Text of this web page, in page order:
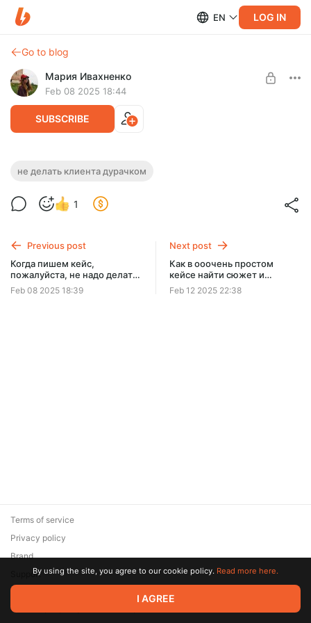
EN LOG IN
Go to blog
Мария Ивахненко
Feb 08 2025 18:44
SUBSCRIBE
(И экс-подрядчиков вашего клиента
Если до вас никто с задачей не справлялся, история звучит
Познавательные посты
не делать клиента дурачком
1
Previous post
Когда пишем кейс,
пожалуйста, не надо делать
клиента неумехой и
дурачком
Feb 08 2025 18:39
Next post
Как в ооочень простом
кейсе найти сюжет и
возможность блеснуть
Feb 12 2025 22:38
© 2026 Zaya Solutions Limited. All rights reserved. All trademarks
are the property of their respective owners.
Terms of service
Privacy policy
Brand
SupportBy using the site, you agree to our cookie policy. Read more here.
I AGREE